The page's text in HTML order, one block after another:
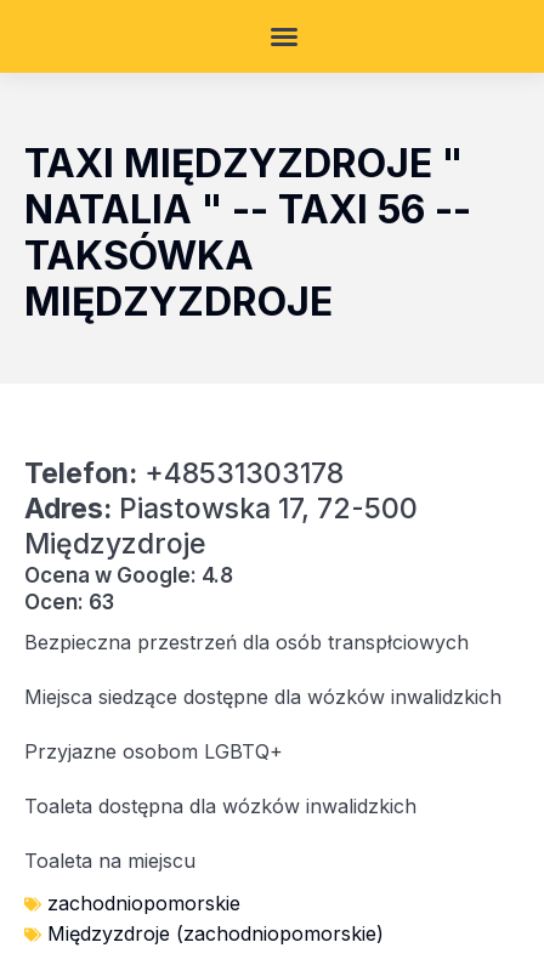
TAXI MIĘDZYZDROJE "
NATALIA " -- TAXI 56 --
TAKSÓWKA
MIĘDZYZDROJE
Telefon: +48531303178
Adres: Piastowska 17, 72-500
Międzyzdroje
Ocena w Google: 4.8
Ocen: 63
Bezpieczna przestrzeń dla osób transpłciowych
Miejsca siedzące dostępne dla wózków inwalidzkich
Przyjazne osobom LGBTQ+
Toaleta dostępna dla wózków inwalidzkich
Toaleta na miejscu
zachodniopomorskie
Międzyzdroje (zachodniopomorskie)